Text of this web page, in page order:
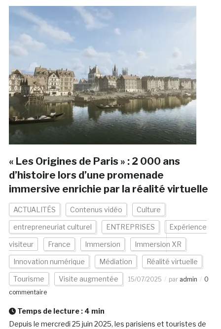
« Les Origines de Paris » : 2 000 ans
d’histoire lors d’une promenade
immersive enrichie par la réalité virtuelle
ACTUALITÉS Contenus vidéo Culture
entrepreneuriat culturel ENTREPRISES Expérience
visiteur France Immersion Immersion XR
Innovation numérique Médiation Réalité virtuelle
Tourisme Visite augmentée 15/07/2025 par admin
0
commentaire
Temps de lecture : 4 min
Depuis le mercredi 25 juin 2025, les parisiens et touristes de